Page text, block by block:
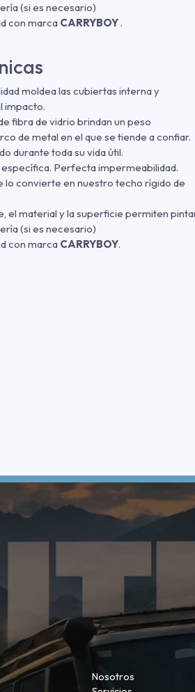
(si es necesario)
con marca CARRYBOY.
moldea las cubiertas interna y
impacto.
fibra de vidrio brindan un peso
de metal en el que se tiende a confiar.
durante toda su vida útil.
Perfecta impermeabilidad.
lo convierte en nuestro techo rígido de
el material y la superficie permiten
(si es necesario)
con marca CARRYBOY.
Nosotros